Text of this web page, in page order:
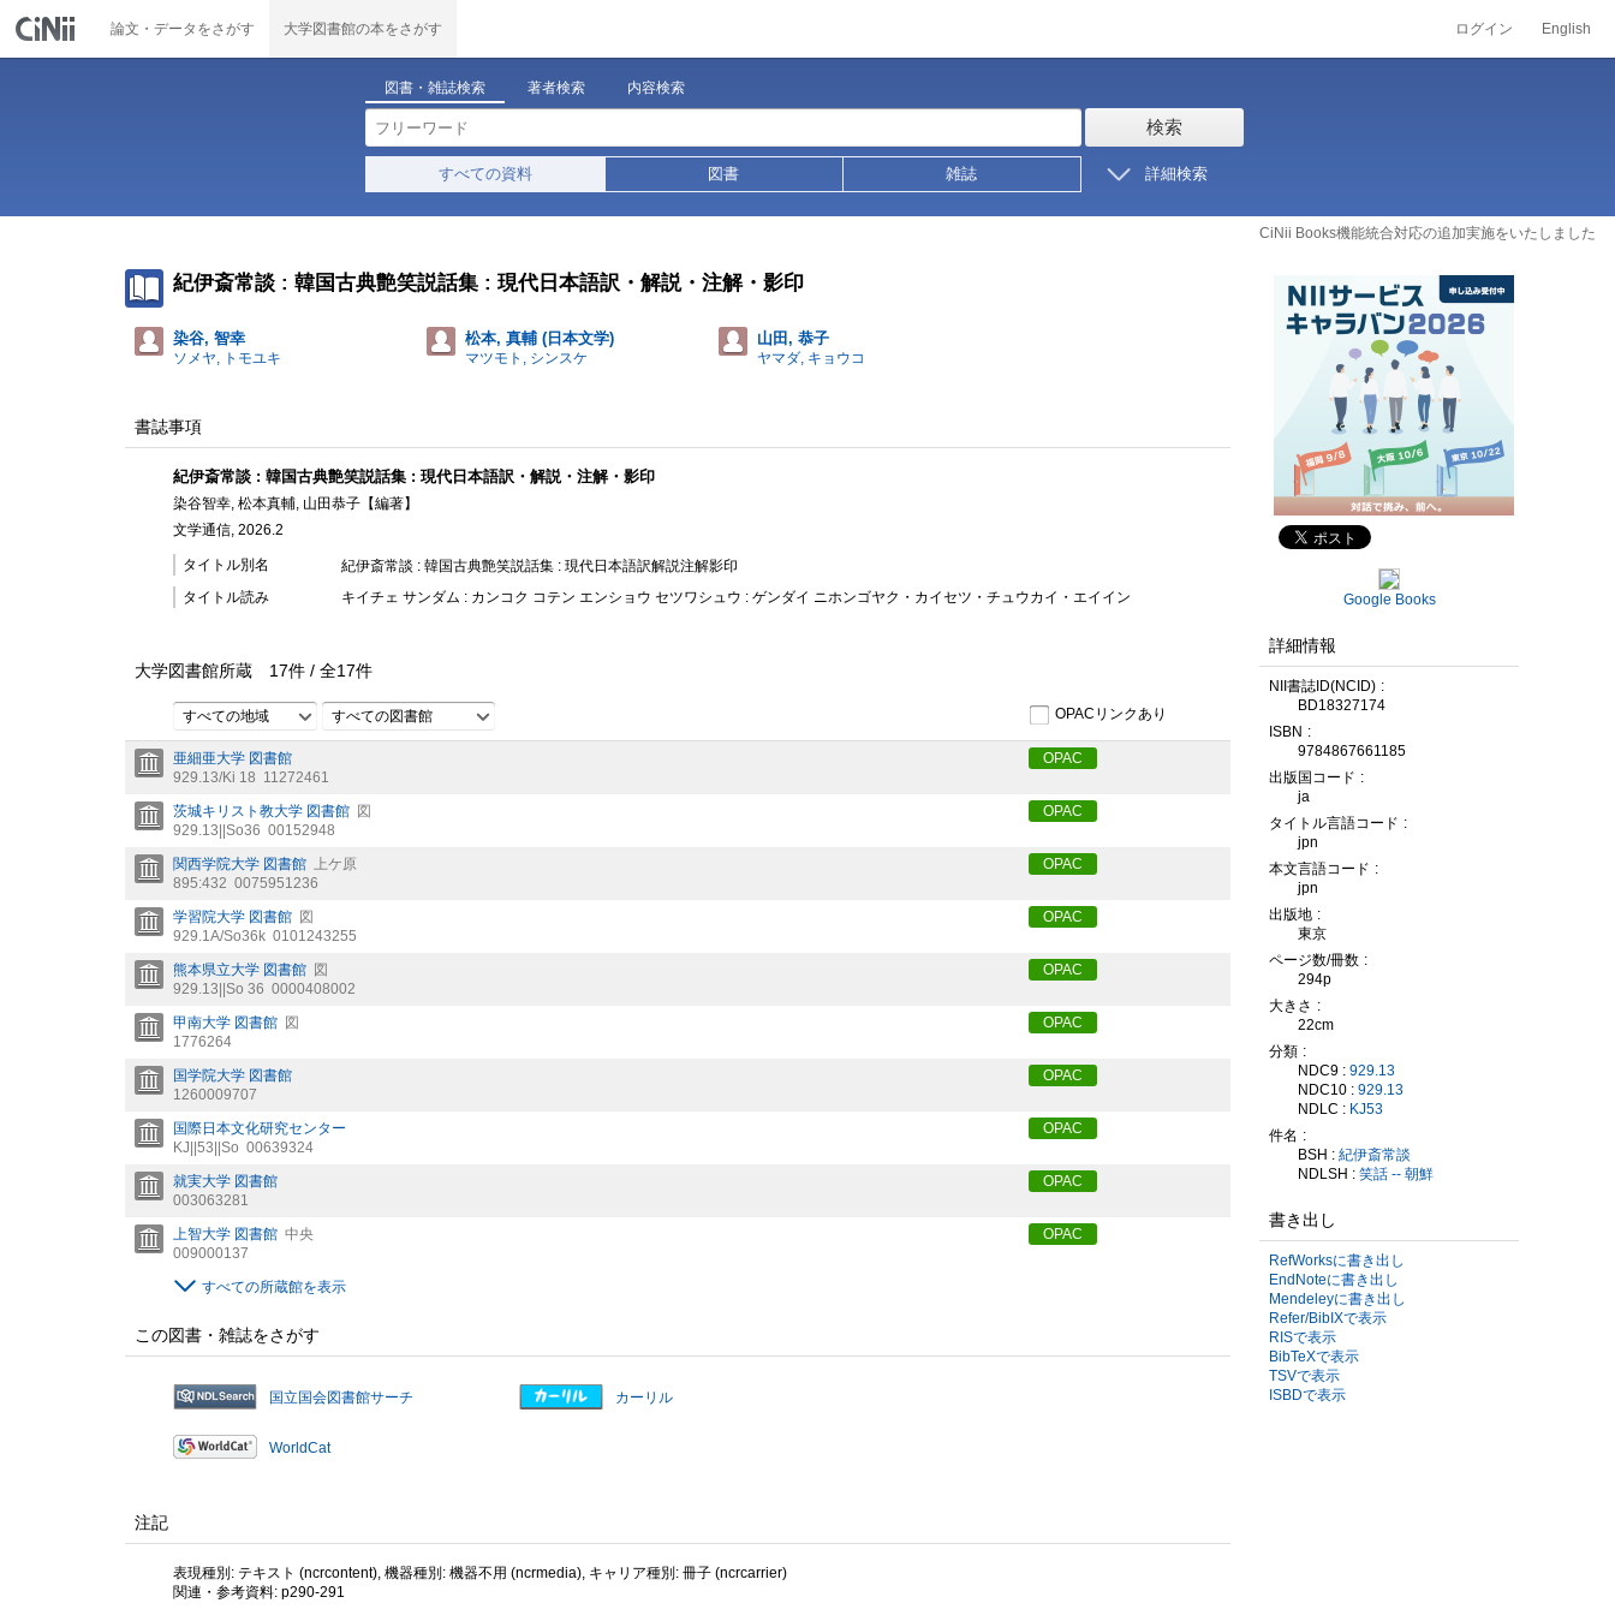
論文・データをさがす 大学図書館の本をさがす ログイン English
図書・雑誌検索 著者検索 内容検索
検索
すべての資料 図書 雑誌 詳細検索
CiNii Books機能統合対応の追加実施をいたしました
紀伊斎常談 : 韓国古典艶笑説話集 : 現代日本語訳・解説・注解・影印
染谷, 智幸
ソメヤ, トモユキ
松本, 真輔 (日本文学)
マツモト, シンスケ
山田, 恭子
ヤマダ, キョウコ
書誌事項
紀伊斎常談 : 韓国古典艶笑説話集 : 現代日本語訳・解説・注解・影印
染谷智幸, 松本真輔, 山田恭子【編著】
文学通信, 2026.2
タイトル別名
紀伊斎常談 : 韓国古典艶笑説話集 : 現代日本語訳解説注解影印
タイトル読み
キイチェ サンダム : カンコク コテン エンショウ セツワシュウ : ゲンダイ ニホンゴヤク・カイセツ・チュウカイ・エイイン
大学図書館所蔵 17件 / 全17件
すべての地域 すべての図書館 OPACリンクあり
亜細亜大学 図書館
929.13/Ki 18 11272461
OPAC
茨城キリスト教大学 図書館 図
929.13||So36 00152948
OPAC
関西学院大学 図書館 上ケ原
895:432 0075951236
OPAC
学習院大学 図書館 図
929.1A/So36k 0101243255
OPAC
熊本県立大学 図書館 図
929.13||So 36 0000408002
OPAC
甲南大学 図書館 図
1776264
OPAC
国学院大学 図書館
1260009707
OPAC
国際日本文化研究センター
KJ||53||So 00639324
OPAC
就実大学 図書館
003063281
OPAC
上智大学 図書館 中央
009000137
OPAC
すべての所蔵館を表示
この図書・雑誌をさがす
国立国会図書館サーチ カーリル
WorldCat
注記
表現種別: テキスト (ncrcontent), 機器種別: 機器不用 (ncrmedia), キャリア種別: 冊子 (ncrcarrier)
関連・参考資料: p290-291
Google Books
詳細情報
NII書誌ID(NCID)
BD18327174
ISBN
9784867661185
出版国コード
ja
タイトル言語コード
jpn
本文言語コード
jpn
出版地
東京
ページ数/冊数
294p
大きさ
22cm
分類
NDC9 : 929.13
NDC10 : 929.13
NDLC : KJ53
件名
BSH : 紀伊斎常談
NDLSH : 笑話 -- 朝鮮
書き出し
RefWorksに書き出し
EndNoteに書き出し
Mendeleyに書き出し
Refer/BibIXで表示
RISで表示
BibTeXで表示
TSVで表示
ISBDで表示